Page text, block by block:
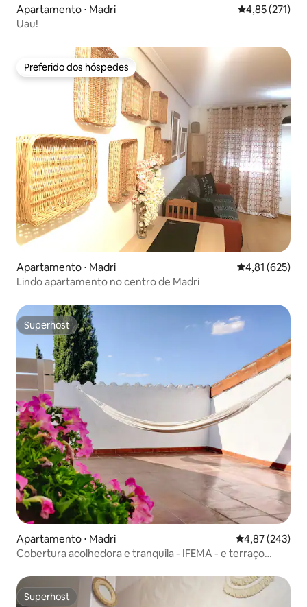
Apartamento ⋅ Madri 4,85 de uma
4,85 (271)
Uau!
Preferido dos hóspedes
Preferido dos hóspedes
Apartamento ⋅ Madri 4,81 de uma
4,81 (625)
Lindo apartamento no centro de Madri
Superhost
Superhost
Apartamento ⋅ Madri 4,87 de uma
4,87 (243)
Cobertura acolhedora e tranquila - IFEMA - e terraço
Superhost
Superhost